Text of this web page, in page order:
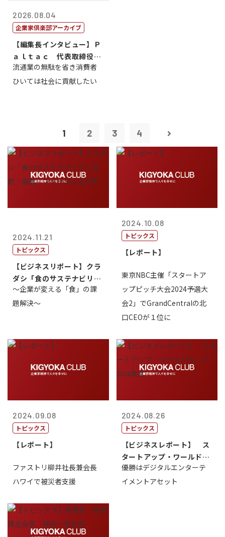
2026.08.04
企業家倶楽部アーカイブ
【編集長インタビュー】Ｐ
ａｌｔａｃ 代表取締役会
長三木田國夫
流通業の無駄を省き消費者
ひいては社会に貢献したい
1 2 3 4
2024.11.21
トピックス
【ビジネスリポート】クラ
ダシ「食のサステナビリテ
ィ共創・協働...
～企業が変える「食」の課
題解決～
2024.10.08
トピックス
【レポート】
東京NBC主催「スタートア
ップピッチ大会2024予選大
会2」でGrandCentralの北
口CEOが１位に
2024.09.08
トピックス
【レポート】
ファストリ柳井社長兼会長
ハワイで被災者支援
2024.08.26
トピックス
【ビジネスレポート】 ス
タートアップ・ワールドカ
ップ2024...
優勝はデジタルエンターテ
イメントアセット